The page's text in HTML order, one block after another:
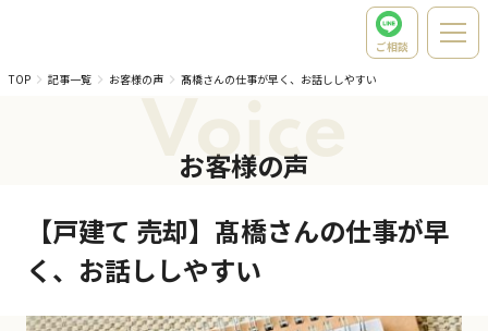
ご相談
TOP
記事一覧 お客様の声 髙橋さんの仕事が早く、お話ししやすい
Voice
お客様の声
【戸建て 売却】髙橋さんの仕事が早
く、お話ししやすい